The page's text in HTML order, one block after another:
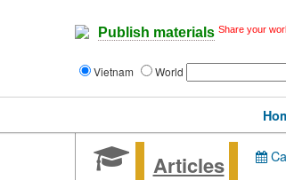
Publish materials Share your
Vietnam World
Articles